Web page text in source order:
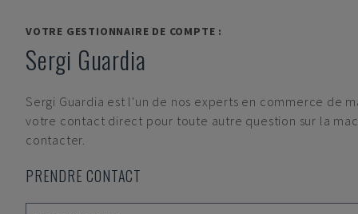
VOTRE GESTIONNAIRE DE COMPTE :
Sergi Guardia
Sergi Guardia est l'un de nos experts en commerce de
votre contact direct pour toute autre question sur la
contacter.
PRENDRE CONTACT